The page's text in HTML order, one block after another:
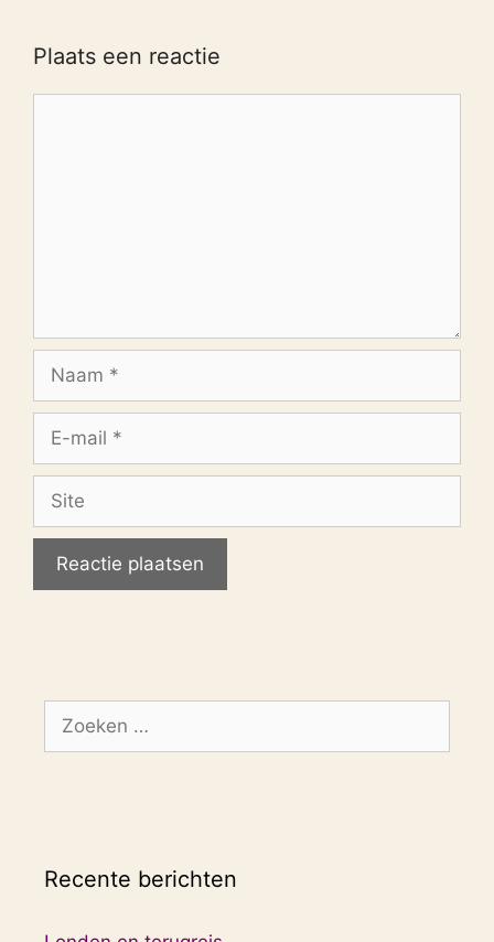
Plaats een reactie
Naam
Site
Zoek
Recente berichten